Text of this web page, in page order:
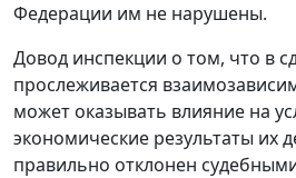
Федерации им не нарушены.
Довод инспекции о том, что в
прослеживается
может оказывать влияние на
экономические результаты их
правильно отклонен